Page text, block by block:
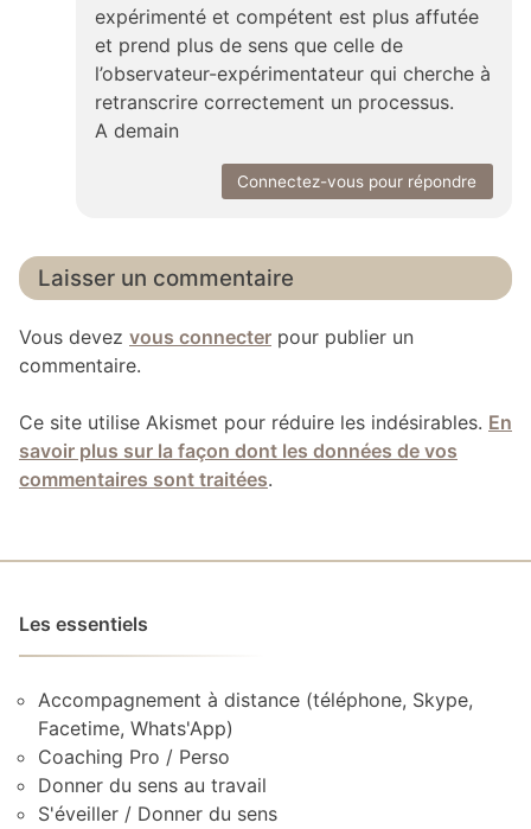
expérimenté et compétent est plus affutée
et prend plus de sens que celle de
l’observateur-expérimentateur qui cherche à
retranscrire correctement un processus.
A demain
Connectez-vous pour répondre
Laisser un commentaire
Vous devez vous connecter pour publier un
commentaire.
Ce site utilise Akismet pour réduire les indésirables. En
savoir plus sur la façon dont les données de vos
commentaires sont traitées.
Les essentiels
Accompagnement à distance (téléphone, Skype,
Facetime, Whats'App)
Coaching Pro / Perso
Donner du sens au travail
S'éveiller / Donner du sens